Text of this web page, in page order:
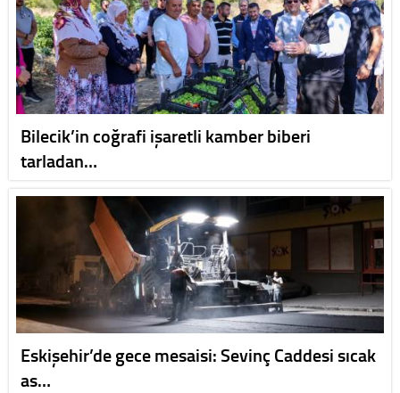
Bilecik’in coğrafi işaretli kamber biberi
tarladan…
Eskişehir’de gece mesaisi: Sevinç Caddesi sıcak
as…